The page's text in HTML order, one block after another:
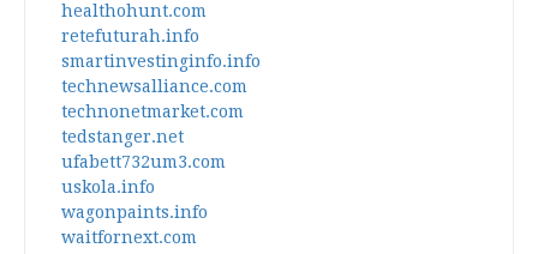
healthohunt.com
retefuturah.info
smartinvestinginfo.info
technewsalliance.com
technonetmarket.com
tedstanger.net
ufabett732um3.com
uskola.info
wagonpaints.info
waitfornext.com